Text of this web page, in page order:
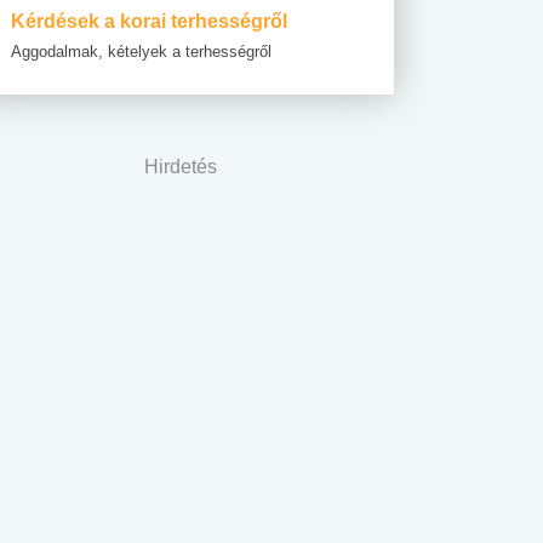
Kérdések a korai terhességről
Aggodalmak, kételyek a terhességről
Hirdetés